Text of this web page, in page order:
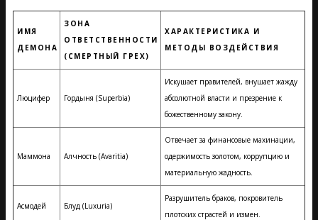
ИМЯ
ДЕМОНА
ЗОНА
ОТВЕТСТВЕННОСТИ
(СМЕРТНЫЙ ГРЕХ)
ХАРАКТЕРИСТИКА И
МЕТОДЫ ВОЗДЕЙСТВИЯ
Люцифер Гордыня (Superbia)
Искушает правителей, внушает жажду
абсолютной власти и презрение к
божественному закону.
Маммона Алчность (Avaritia)
Отвечает за финансовые махинации,
одержимость золотом, коррупцию и
материальную жадность.
Асмодей Блуд (Luxuria)
Разрушитель браков, покровитель
плотских страстей и измен.